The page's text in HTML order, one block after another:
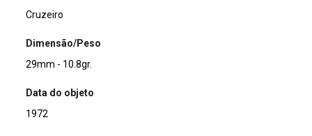
Cruzeiro
Dimensão/Peso
29mm - 10.8gr.
Data do objeto
1972